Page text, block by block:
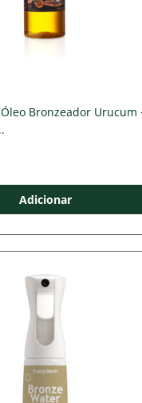
Bronzeador Urucum
Adicionar